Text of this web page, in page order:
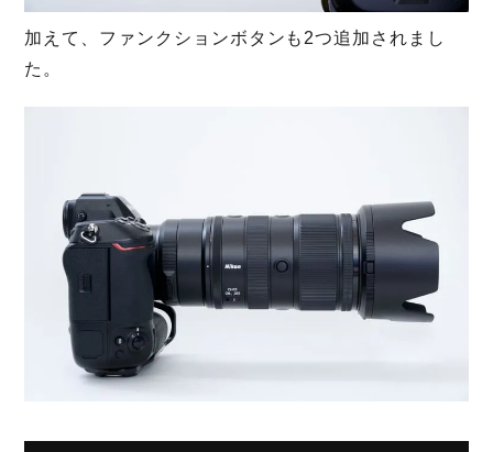
加えて、ファンクションボタンも2つ追加されまし
た。